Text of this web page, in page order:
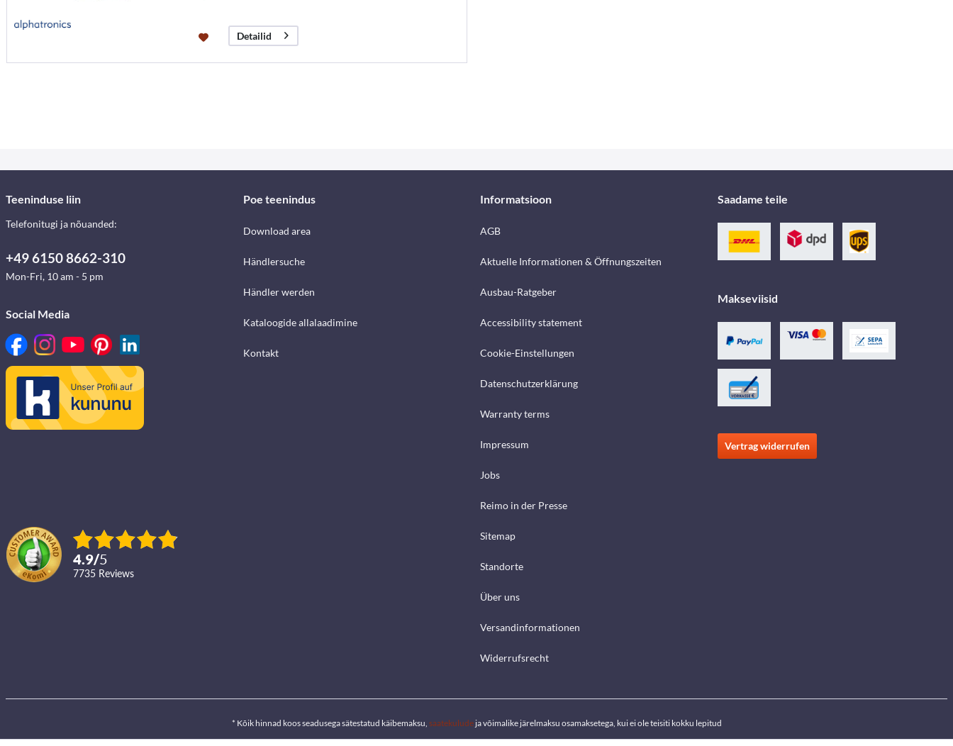
Detailid
Teeninduse liin
Telefonitugi ja nõuanded:
+49 6150 8662-310
Mon-Fri, 10 am - 5 pm
Social Media
4.9/5
7735 reviews
Poe teenindus
Download area
Händlersuche
Händler werden
Kataloogide allalaadimine
Kontakt
Informatsioon
AGB
Aktuelle Informationen & Öffnungszeiten
Ausbau-Ratgeber
Accessibility statement
Cookie-Einstellungen
Datenschutzerklärung
Warranty terms
Impressum
Jobs
Reimo in der Presse
Sitemap
Standorte
Über uns
Versandinformationen
Widerrufsrecht
Saadame teile
Makseviisid
Vertrag widerrufen
* Kõik hinnad koos seadusega sätestatud käibemaksu, saatekuludeja võimalike järelmaksu osamaksetega, kui ei ole teisiti kokku lepitud